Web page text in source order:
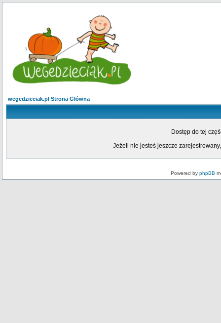
wegedzieciak.pl Strona Główna
Dostęp do tej
Jeżeli nie jesteś jeszcze
Powered by phpBB